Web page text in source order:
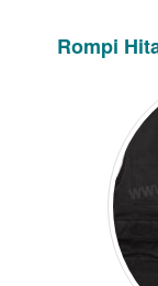
Rompi